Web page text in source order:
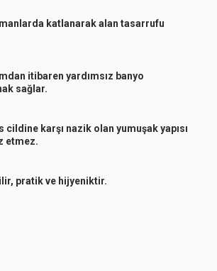
katlanarak alan tasarrufu
itibaren yardımsız banyo
sağlar.
cildine karşı nazik olan yumuşak yapısı
etmez.
pratik ve hijyeniktir.